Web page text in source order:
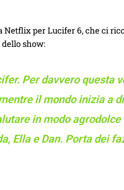
Netflix per Lucifer 6, che ci
show:
Per davvero questa
il mondo inizia a
in modo
Ella e Dan. Porta dei